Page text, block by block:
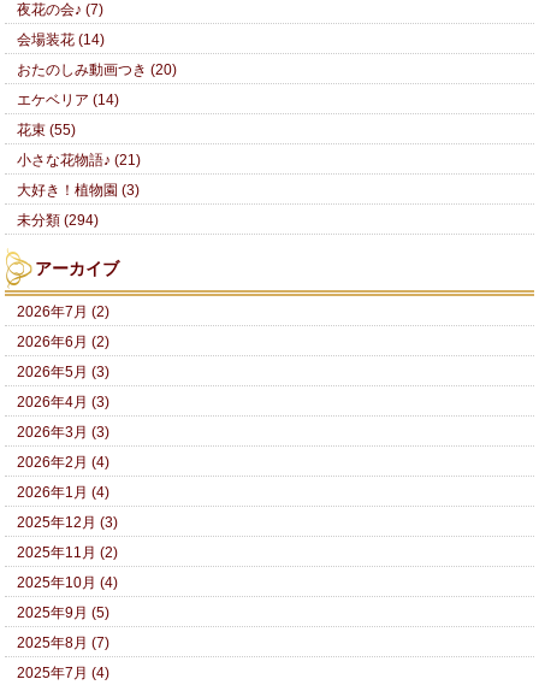
夜花の会♪ (7)
会場装花 (14)
おたのしみ動画つき (20)
エケベリア (14)
花束 (55)
小さな花物語♪ (21)
大好き！植物園 (3)
未分類 (294)
アーカイブ
2026年7月 (2)
2026年6月 (2)
2026年5月 (3)
2026年4月 (3)
2026年3月 (3)
2026年2月 (4)
2026年1月 (4)
2025年12月 (3)
2025年11月 (2)
2025年10月 (4)
2025年9月 (5)
2025年8月 (7)
2025年7月 (4)